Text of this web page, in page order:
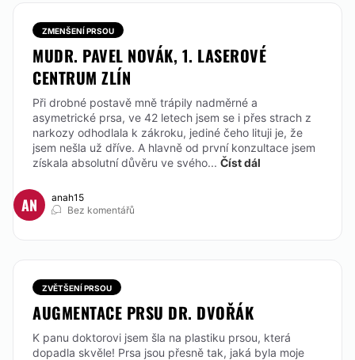
ZMENŠENÍ PRSOU
MUDR. PAVEL NOVÁK, 1. LASEROVÉ
CENTRUM ZLÍN
Při drobné postavě mně trápily nadměrné a
asymetrické prsa, ve 42 letech jsem se i přes strach z
narkozy odhodlala k zákroku, jediné čeho lituji je, že
jsem nešla už dříve. A hlavně od první konzultace jsem
získala absolutní důvěru ve svého... Číst dál
AN
anah15
Bez komentářů
ZVĚTŠENÍ PRSOU
AUGMENTACE PRSU DR. DVOŘÁK
K panu doktorovi jsem šla na plastiku prsou, která
dopadla skvěle! Prsa jsou přesně tak, jaká byla moje